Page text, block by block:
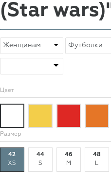
(Star
Цвет
Размер
42
XS
44
S
46
M
48
L